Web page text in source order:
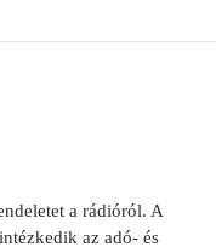
a rádióról. A
az adó- és